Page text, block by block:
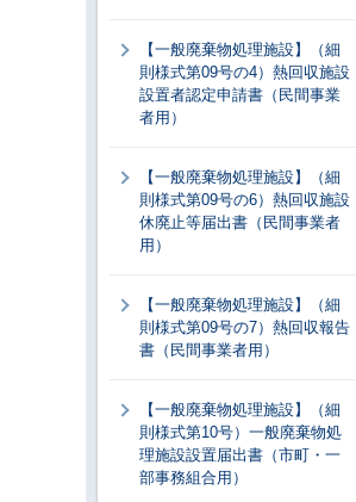
【一般廃棄物処理施設】（細
則様式第09号の4）熱回収施設
設置者認定申請書（民間事業
者用）
【一般廃棄物処理施設】（細
則様式第09号の6）熱回収施設
休廃止等届出書（民間事業者
用）
【一般廃棄物処理施設】（細
則様式第09号の7）熱回収報告
書（民間事業者用）
【一般廃棄物処理施設】（細
則様式第10号）一般廃棄物処
理施設設置届出書（市町・一
部事務組合用）